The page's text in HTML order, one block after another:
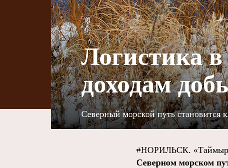
Логистика
доходам
Северный морской путь становится
#НОРИЛЬСК.
Северном морском